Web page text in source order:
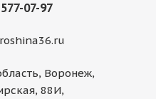
07-97
Воронеж,
88И,